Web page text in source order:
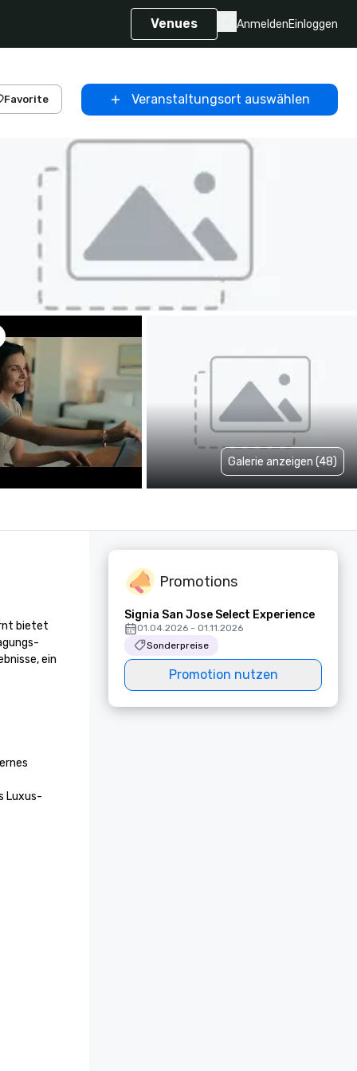
Venues AnmeldenEinloggen
Favorite Veranstaltungsort auswählen
Galerie anzeigen (48)
bietet
ein
Luxus-
Promotions
Signia San Jose Select Experience
01.04.2026 - 01.11.2026
Sonderpreise
Promotion nutzen